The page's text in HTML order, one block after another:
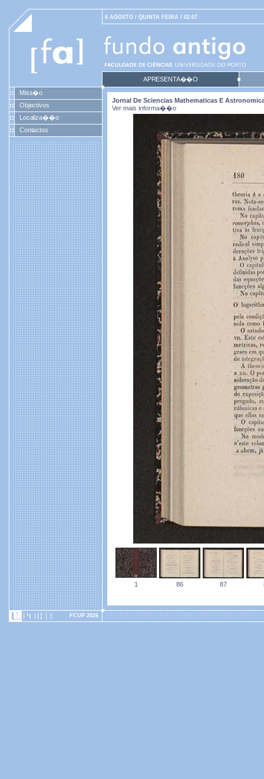
6 AGOSTO / QUINTA FEIRA / 02:07
APRESENTA��O
Miss�o
Objectivos
Localiza��o
Contactos
Jornal De Sciencias Mathematicas E
Ver mais informa��o
1 86 87
FCUP 2026